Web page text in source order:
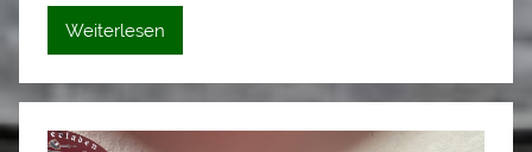
S
Weiterlesen